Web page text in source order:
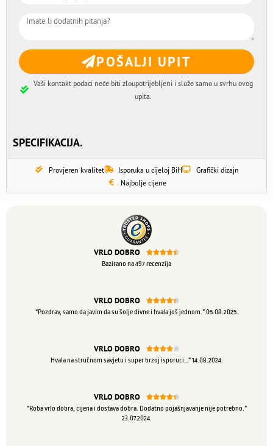
POŠALJI UPIT
Vaši kontakt podaci neće biti zloupotrijebljeni i služe samo u svrhu ovog
upita.
SPECIFIKACIJA.
Provjeren kvalitet Isporuka u cijeloj BiH
Grafički dizajn
Najbolje cijene
VRLO DOBRO 
Bazirano na 497 recenzija
VRLO DOBRO 
“Pozdrav, samo da javim da su šolje divne i hvala još jednom.” 05.08.2025.
VRLO DOBRO 
Hvala na stručnom savjetu i super brzoj isporuci…” 14.08.2024.
VRLO DOBRO 
“Roba vrlo dobra, cijena i dostava dobra. Dodatno pojašnjavanje nije potrebno.”
23.07.2024.